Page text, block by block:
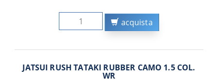
acquista
JATSUI RUSH TATAKI RUBBER CAMO 1.5 COL.
WR